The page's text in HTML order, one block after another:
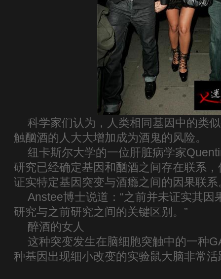
科学家们认为，人类相同基因中的类
触酗酒的人大大增加成为酒鬼的风险。
纽卡斯尔大学的一位肝脏病学家
研究已经确定基因和酗酒之间存在联系
证实特定基因突变与酒瘾之间的因果联系
Anstee博士说道：“之前并未证实其因
研究与之前研究之间的关键区别。”
醉酒的女人
这种突变发生在脑细胞突触中的一种
种基因出现细小改变的实验鼠大脑非常活